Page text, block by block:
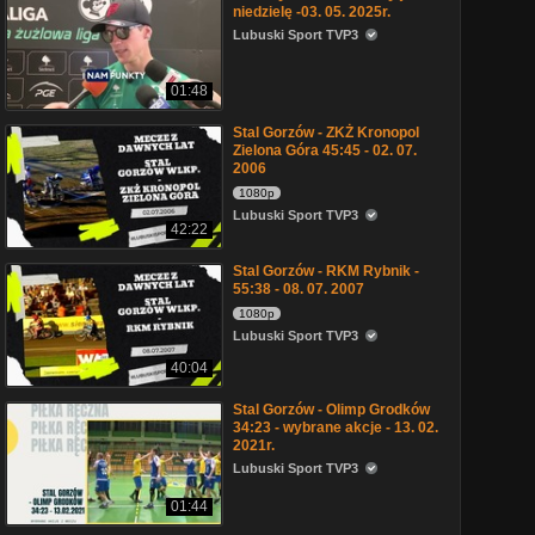
01:48
niedzielę -03. 05. 2025r.
Lubuski Sport TVP3
42:22
Stal Gorzów - ZKŻ Kronopol
Zielona Góra 45:45 - 02. 07.
2006
1080p
Lubuski Sport TVP3
40:04
Stal Gorzów - RKM Rybnik -
55:38 - 08. 07. 2007
1080p
Lubuski Sport TVP3
01:44
Stal Gorzów - Olimp Grodków
34:23 - wybrane akcje - 13. 02.
2021r.
Lubuski Sport TVP3